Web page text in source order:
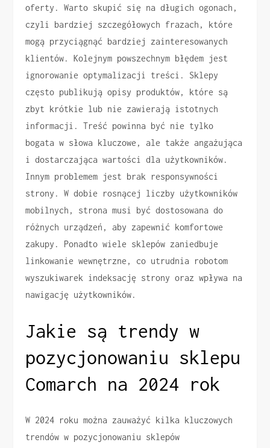
oferty. Warto skupić się na długich ogonach,
czyli bardziej szczegółowych frazach, które
mogą przyciągnąć bardziej zainteresowanych
klientów. Kolejnym powszechnym błędem jest
ignorowanie optymalizacji treści. Sklepy
często publikują opisy produktów, które są
zbyt krótkie lub nie zawierają istotnych
informacji. Treść powinna być nie tylko
bogata w słowa kluczowe, ale także angażująca
i dostarczająca wartości dla użytkowników.
Innym problemem jest brak responsywności
strony. W dobie rosnącej liczby użytkowników
mobilnych, strona musi być dostosowana do
różnych urządzeń, aby zapewnić komfortowe
zakupy. Ponadto wiele sklepów zaniedbuje
linkowanie wewnętrzne, co utrudnia robotom
wyszukiwarek indeksację strony oraz wpływa na
nawigację użytkowników.
Jakie są trendy w
pozycjonowaniu sklepu
Comarch na 2024 rok
W 2024 roku można zauważyć kilka kluczowych
trendów w pozycjonowaniu sklepów